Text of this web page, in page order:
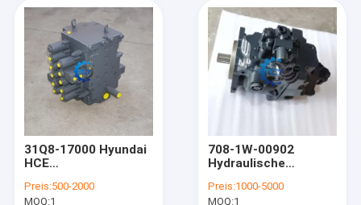
31Q8-17000 Hyundai
HCE
für R290LC-9
Preis:500-2000
MOQ:1
708-1W-00902
Hydraulische
PC800-8
Preis:1000-5000
MOQ:1